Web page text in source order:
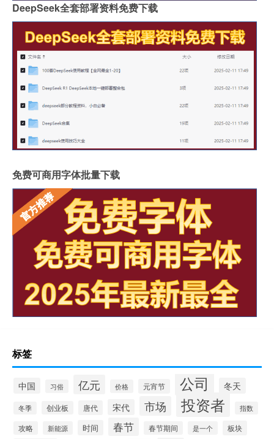
DeepSeek全套部署资料免费下载
免费可商用字体批量下载
标签
中国 习俗 亿元 价格 元宵节 公司 冬天
冬季 创业板 唐代 宋代 市场 投资者 指数
攻略 新能源 时间 春节 春节期间 是一个 板块